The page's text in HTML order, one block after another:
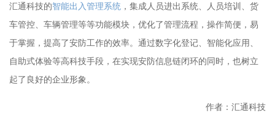
汇通科技的智能出入管理系统 ，集成人员进出系统、人员培训、货
车管控、车辆管理等等功能模块，优化了管理流程，操作简便，易
于掌握，提高了安防工作的效率。通过数字化登记、智能化应用、
自助式体验等高科技手段，在实现安防信息链闭环的同时，也树立
起了良好的企业形象。
作者：汇通科技